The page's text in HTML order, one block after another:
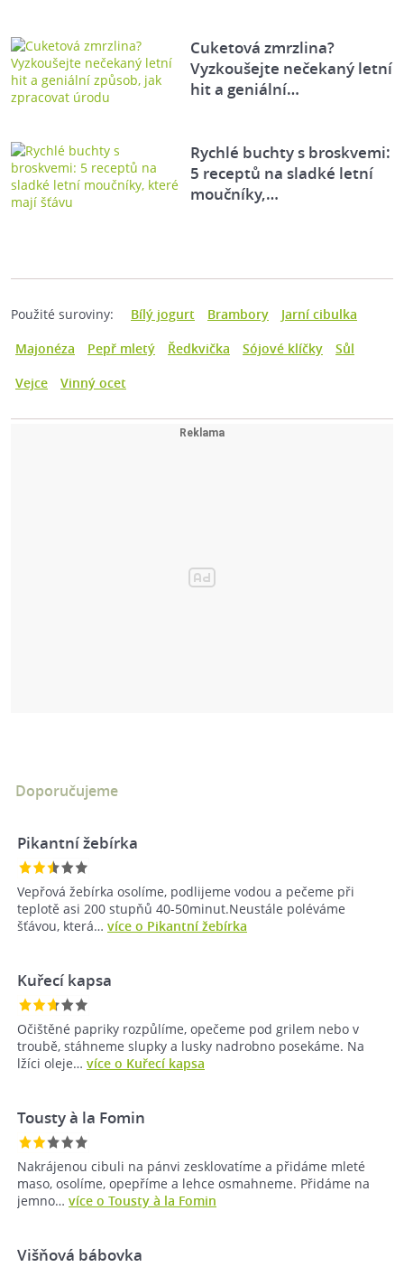
Cuketová zmrzlina?
Vyzkoušejte nečekaný letní
hit a geniální…
Rychlé buchty s broskvemi:
5 receptů na sladké letní
moučníky,…
Použité suroviny: Bílý jogurt Brambory
Jarní cibulka
Majonéza
Pepř mletý Ředkvička Sójové klíčky
Sůl
Vejce
Vinný ocet
Doporučujeme
Pikantní žebírka
Vepřová žebírka osolíme, podlijeme vodou a pečeme při
teplotě asi 200 stupňů 40-50minut.Neustále poléváme
šťávou, která… více o Pikantní žebírka
Kuřecí kapsa
Očištěné papriky rozpůlíme, opečeme pod grilem nebo v
troubě, stáhneme slupky a lusky nadrobno posekáme. Na
lžíci oleje… více o Kuřecí kapsa
Tousty à la Fomin
Nakrájenou cibuli na pánvi zesklovatíme a přidáme mleté
maso, osolíme, opepříme a lehce osmahneme. Přidáme na
jemno… více o Tousty à la Fomin
Višňová bábovka